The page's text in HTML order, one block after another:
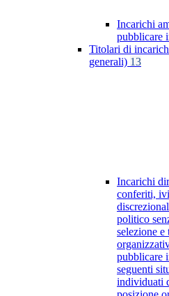
Incarichi
pubblicare
Titolari di
generali) 13
Incarichi
conferiti,
politico
selezione
pubblicare
seguenti
individuati